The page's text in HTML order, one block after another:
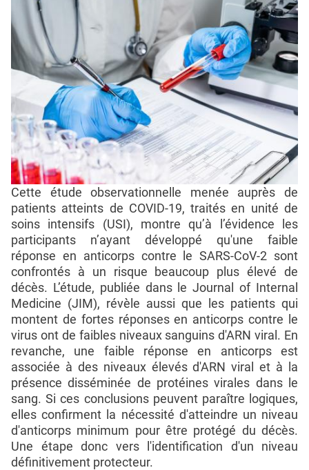
Cette étude observationnelle menée auprès de
patients atteints de COVID-19, traités en unité de
soins intensifs (USI), montre qu’à l’évidence les
participants n’ayant développé qu'une faible
réponse en anticorps contre le SARS-CoV-2 sont
confrontés à un risque beaucoup plus élevé de
décès. L’étude, publiée dans le Journal of Internal
Medicine (JIM), révèle aussi que les patients qui
montent de fortes réponses en anticorps contre le
virus ont de faibles niveaux sanguins d'ARN viral. En
revanche, une faible réponse en anticorps est
associée à des niveaux élevés d'ARN viral et à la
présence disséminée de protéines virales dans le
sang. Si ces conclusions peuvent paraître logiques,
elles confirment la nécessité d'atteindre un niveau
d'anticorps minimum pour être protégé du décès.
Une étape donc vers l'identification d'un niveau
définitivement protecteur.